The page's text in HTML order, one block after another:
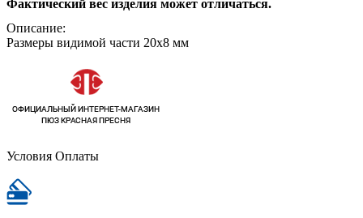
Фактический вес изделия может отличаться.
Описание:
Размеры видимой части 20х8 мм
Условия Оплаты